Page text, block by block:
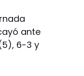
ante
6-3 y